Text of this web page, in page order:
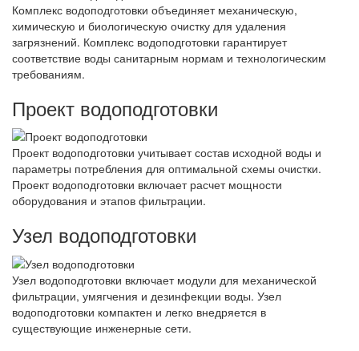
Комплекс водоподготовки объединяет механическую,
химическую и биологическую очистку для удаления
загрязнений. Комплекс водоподготовки гарантирует
соответствие воды санитарным нормам и технологическим
требованиям.
Проект водоподготовки
Проект водоподготовки учитывает состав исходной воды и
параметры потребления для оптимальной схемы очистки.
Проект водоподготовки включает расчет мощности
оборудования и этапов фильтрации.
Узел водоподготовки
Узел водоподготовки включает модули для механической
фильтрации, умягчения и дезинфекции воды. Узел
водоподготовки компактен и легко внедряется в
существующие инженерные сети.